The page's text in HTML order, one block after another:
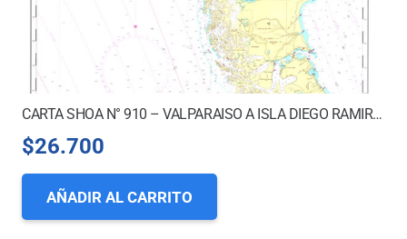
CARTA SHOA N° 910 – VALPARAISO A ISLA DIEGO RAMIREZ
$26.700
AÑADIR AL CARRITO